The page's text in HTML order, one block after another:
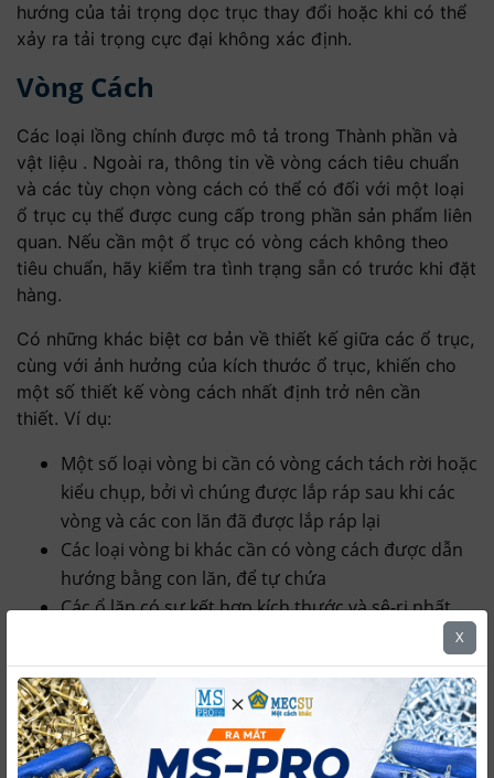
hướng của tải trọng dọc trục thay đổi hoặc khi có thể
xảy ra tải trọng cực đại không xác định.
Vòng Cách
Các loại lồng chính được mô tả trong Thành phần và
vật liệu . Ngoài ra, thông tin về vòng cách tiêu chuẩn
và các tùy chọn vòng cách có thể có đối với một loại
ổ trục cụ thể được cung cấp trong phần sản phẩm liên
quan. Nếu cần một ổ trục có vòng cách không theo
tiêu chuẩn, hãy kiểm tra tình trạng sẵn có trước khi đặt
hàng.
Có những khác biệt cơ bản về thiết kế giữa các ổ trục,
cùng với ảnh hưởng của kích thước ổ trục, khiến cho
một số thiết kế vòng cách nhất định trở nên cần
thiết. Ví dụ:
Một số loại vòng bi cần có vòng cách tách rời hoặc
kiểu chụp, bởi vì chúng được lắp ráp sau khi các
vòng và các con lăn đã được lắp ráp lại
Các loại vòng bi khác cần có vòng cách được dẫn
hướng bằng con lăn, để tự chứa
Các ổ lăn có sự kết hợp kích thước và sê-ri nhất
định cần có các vòng cách được dẫn hướng vòng
để hạn chế ứng suất tiếp xúc giữa các con lăn và
vòng cách.
Dựa trên nhu cầu chức năng cụ thể và số lượng vòng
bi được sản xuất, vật liệu và phương pháp sản xuất
X